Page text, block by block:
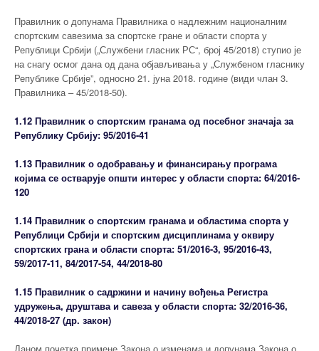
Правилник о допунама Правилника о надлежним националним
спортским савезима за спортске гране и области спорта у
Републици Србији („Службени гласник РС“, број 45/2018) ступио је
на снагу осмог дана од дана објављивања у „Службеном гласнику
Републике Србије”, односно 21. јуна 2018. године (види члан 3.
Правилника – 45/2018-50).
1.12 Правилник о спортским гранама од посебног значаја за
Републику Србију: 95/2016-41
1.13 Правилник о одобравању и финансирању програма
којима се остварује општи интерес у области спорта: 64/2016-
120
1.14 Правилник о спортским гранама и областима спорта у
Републици Србији и спортским дисциплинама у оквиру
спортских грана и области спорта: 51/2016-3, 95/2016-43,
59/2017-11, 84/2017-54, 44/2018-80
1.15 Правилник о садржини и начину вођења Регистра
удружења, друштава и савеза у области спорта: 32/2016-36,
44/2018-27 (др. закон)